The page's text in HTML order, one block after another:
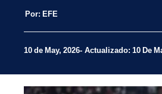
Por: EFE
10 de May, 2026 Actualizado: 10 De